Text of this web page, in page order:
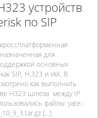
устройств
по SIP
для
основных
SIP, H.323 и IAX. В
как выполнить
H323 шлюза между IP
файлы: yate-
[…]